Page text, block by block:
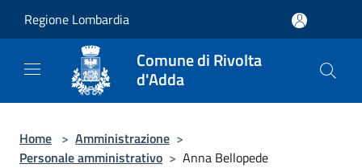
Regione Lombardia
Comune di Rivolta
d'Adda
Home > Amministrazione >
Personale amministrativo > Anna Bellopede